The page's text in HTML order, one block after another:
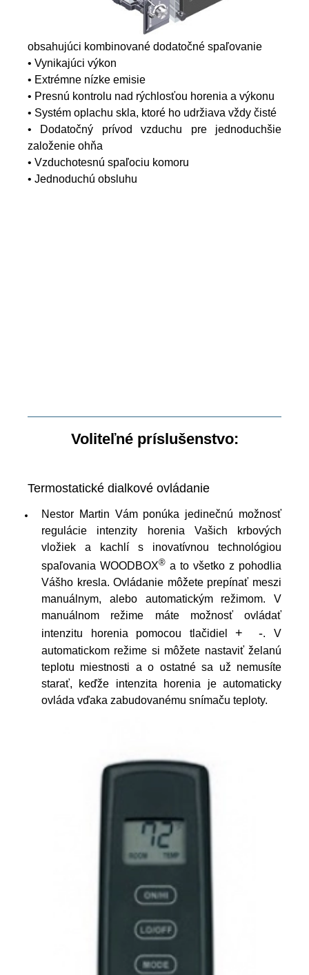
obsahujúci kombinované dodatočné spaľovanie
• Vynikajúci výkon
• Extrémne nízke emisie
• Presnú kontrolu nad rýchlosťou horenia a výkonu
• Systém oplachu skla, ktoré ho udržiava vždy čisté
• Dodatočný prívod vzduchu pre jednoduchšie
založenie ohňa
• Vzduchotesnú spaľociu komoru
• Jednoduchú obsluhu
Voliteľné príslušenstvo:
Termostatické dialkové ovládanie
Nestor Martin Vám ponúka jedinečnú možnosť
regulácie intenzity horenia Vašich krbových
vložiek a kachlí s inovatívnou technológiou
spaľovania WOODBOX® a to všetko z pohodlia
Vášho kresla. Ovládanie môžete prepínať meszi
manuálnym, alebo automatickým režimom. V
manuálnom režime máte možnosť ovládať
intenzitu horenia pomocou tlačidiel+ -. V
automatickom režime si môžete nastaviť želanú
teplotu miestnosti a o ostatné sa už nemusíte
starať, keďže intenzita horenia je automaticky
ovláda vďaka zabudovanému snímaču teploty.